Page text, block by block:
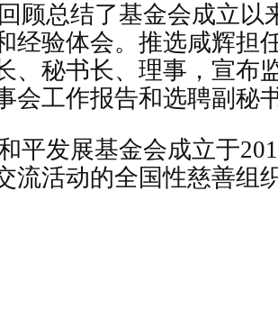
顾总结了基金会成立以
经验体会。推选咸辉担
、秘书长、理事，宣布
会工作报告和选聘副秘
平发展基金会成立于
流活动的全国性慈善组